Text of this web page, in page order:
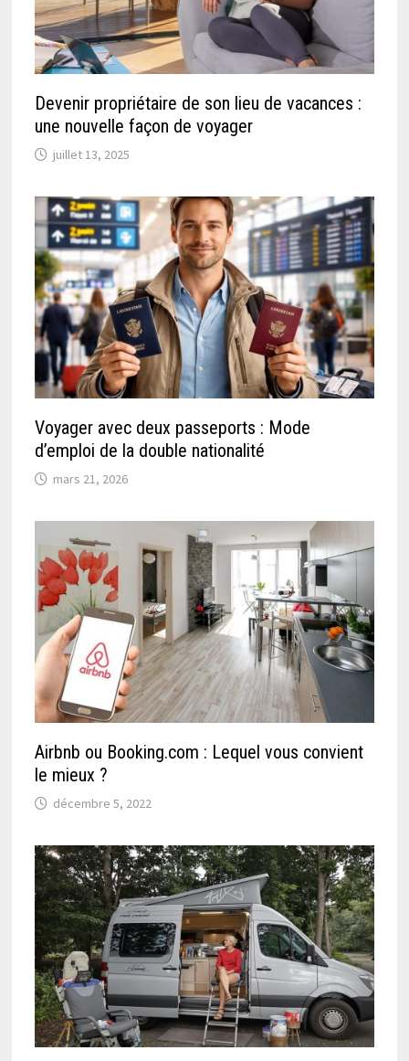
Devenir propriétaire de son lieu de vacances :
une nouvelle façon de voyager
juillet 13, 2025
Voyager avec deux passeports : Mode
d’emploi de la double nationalité
mars 21, 2026
Airbnb ou Booking.com : Lequel vous convient
le mieux ?
décembre 5, 2022